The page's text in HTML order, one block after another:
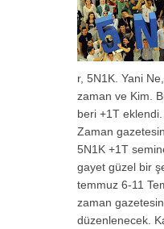
r, 5N1K. Yani
zaman ve Kim.
beri +1T
Zaman
5N1K +1T
gayet güzel bir
temmuz 6-11
zaman
düzenlenecek.